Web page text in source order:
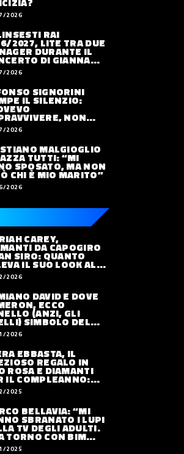
2026
RAI
2027, LITE TRA DUE
DURANTE IL
DI GIANNA
2026
SIGNORINI
IL SILENZIO:
NON
2026
MALGIOGLIO
TUTTI: “MI
SPOSATO, MA NON
CHI È MIO MARITO”
2026
CAREY,
DA CAPOGIRO
SIRO: QUANTO
IL SUO LOOK ALLE
2026
DAVID E DOVE
ECCO
(ANZI, GLI
SIMBOLO DEL
AMORE
2026
EBBASTA, IL
REGALO IN
ROSA E DIAMANTI
IL COMPLEANNO:
VALE
2025
BELLAVIA: “MI
SBRANATO I LUPI
TV DEGLI ADULTI.
TORNO CON BIM
BAM PARTY”
2025